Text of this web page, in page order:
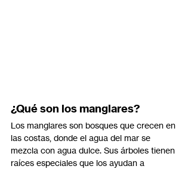
¿Qué son los manglares?
Los manglares son bosques que crecen en
las costas, donde el agua del mar se
mezcla con agua dulce. Sus árboles tienen
raíces especiales que los ayudan a